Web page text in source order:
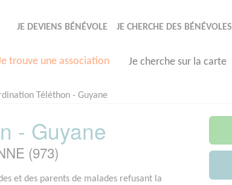
JE DEVIENS BÉNÉVOLE JE CHERCHE DES BÉNÉVOLES
trouve une association Je cherche sur la carte
Téléthon - Guyane
- Guyane
(973)
et des parents de malades refusant la